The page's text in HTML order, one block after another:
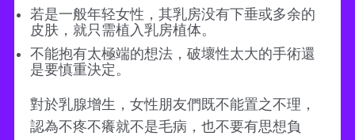
若是一般年轻女性，其乳房没有下垂或多余的
皮肤，就只需植入乳房植体。
不能抱有太極端的想法，破壞性太大的手術還
是要慎重決定。
對於乳腺增生，女性朋友們既不能置之不理，
認為不疼不癢就不是毛病，也不要有思想負